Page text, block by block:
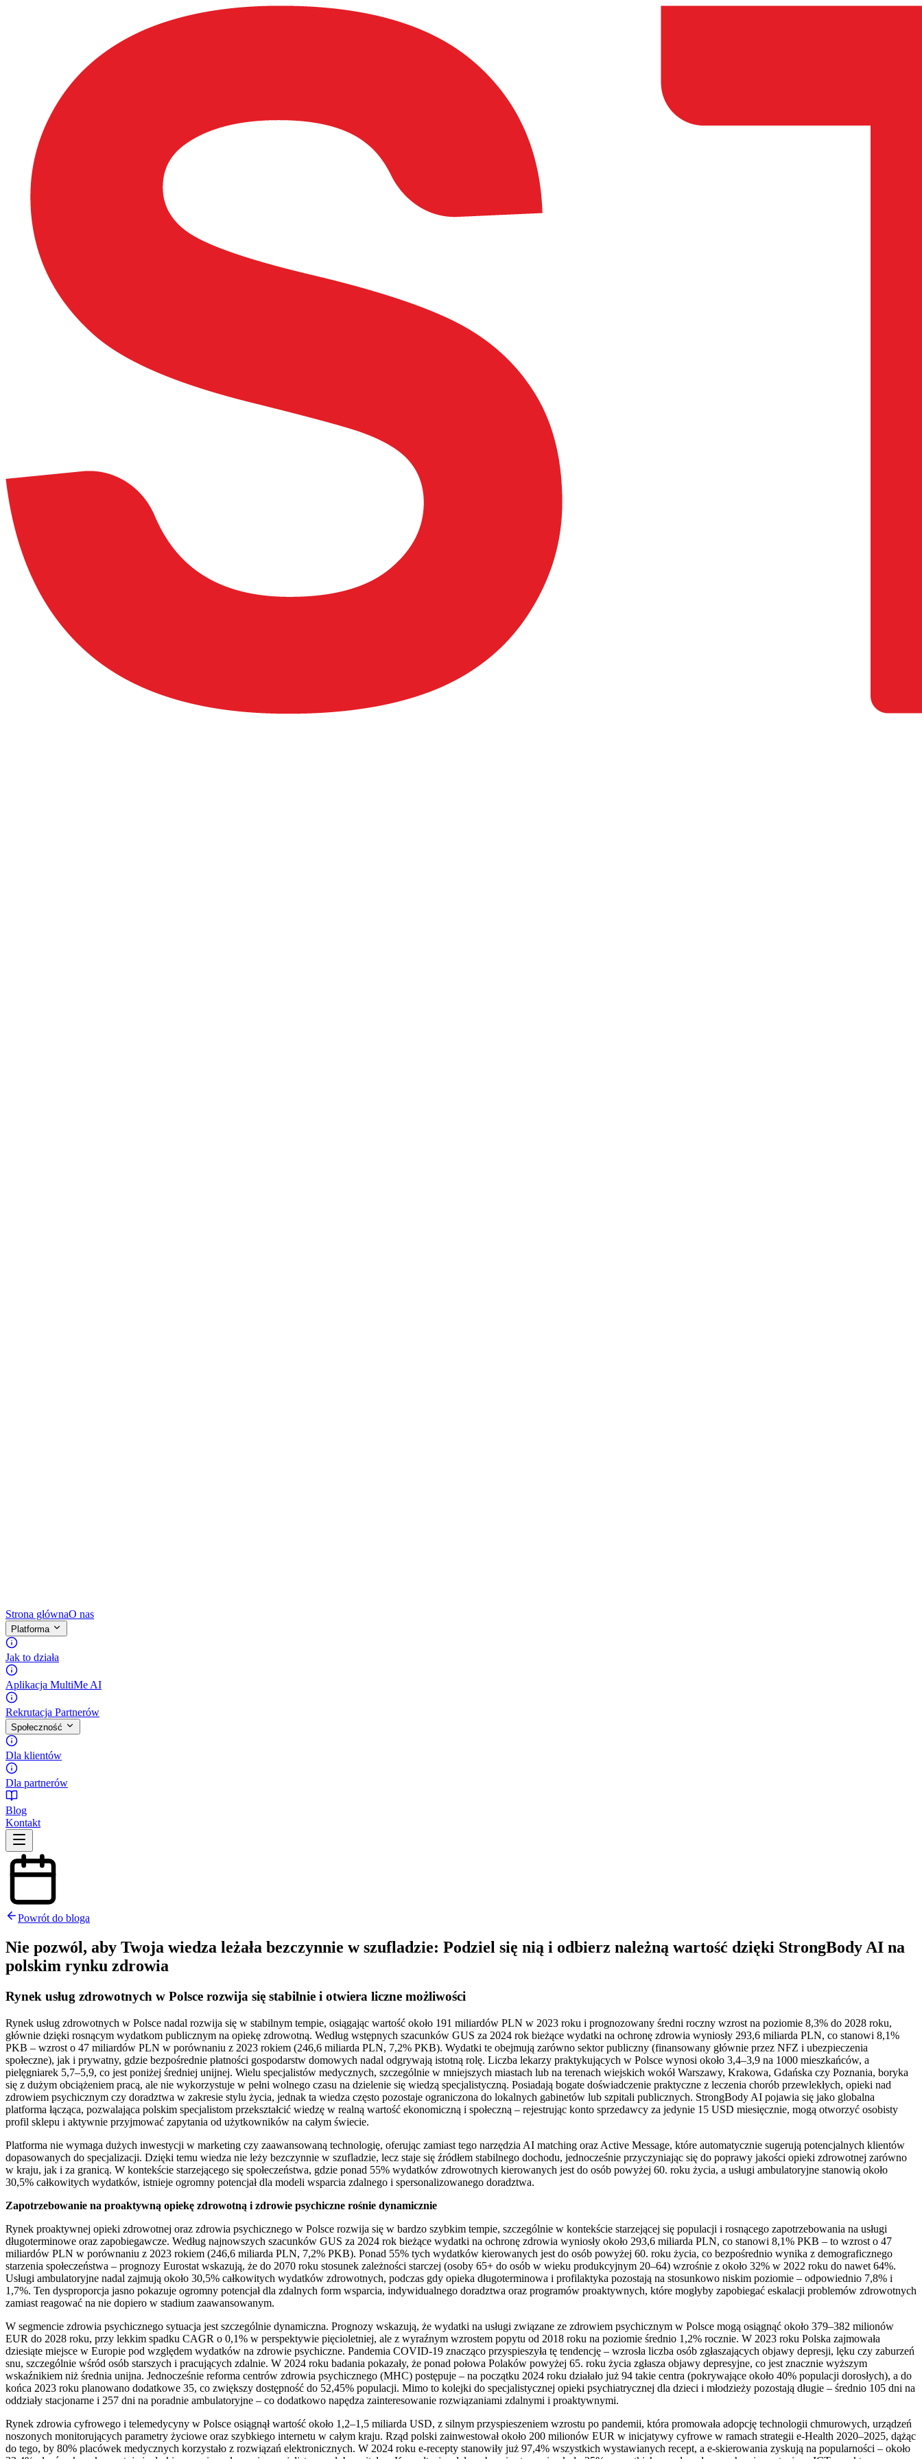
Strona głównaO nas
Platforma
Jak to działa
Aplikacja MultiMe AI
Rekrutacja Partnerów
Społeczność
Dla klientów
Dla partnerów
Blog
Kontakt
Powrót do bloga
Nie pozwól, aby Twoja wiedza leżała bezczynnie w szufladzie: Podziel się nią i odbierz należną wartość dzięki StrongBody AI na
polskim rynku zdrowia
Rynek usług zdrowotnych w Polsce rozwija się stabilnie i otwiera liczne możliwości
Rynek usług zdrowotnych w Polsce nadal rozwija się w stabilnym tempie, osiągając wartość około 191 miliardów PLN w 2023 roku i prognozowany średni roczny wzrost na poziomie 8,3% do 2028 roku,
głównie dzięki rosnącym wydatkom publicznym na opiekę zdrowotną. Według wstępnych szacunków GUS za 2024 rok bieżące wydatki na ochronę zdrowia wyniosły 293,6 miliarda PLN, co stanowi 8,1%
PKB – wzrost o 47 miliardów PLN w porównaniu z 2023 rokiem (246,6 miliarda PLN, 7,2% PKB). Wydatki te obejmują zarówno sektor publiczny (finansowany głównie przez NFZ i ubezpieczenia
społeczne), jak i prywatny, gdzie bezpośrednie płatności gospodarstw domowych nadal odgrywają istotną rolę. Liczba lekarzy praktykujących w Polsce wynosi około 3,4–3,9 na 1000 mieszkańców, a
pielęgniarek 5,7–5,9, co jest poniżej średniej unijnej. Wielu specjalistów medycznych, szczególnie w mniejszych miastach lub na terenach wiejskich wokół Warszawy, Krakowa, Gdańska czy Poznania, boryka
się z dużym obciążeniem pracą, ale nie wykorzystuje w pełni wolnego czasu na dzielenie się wiedzą specjalistyczną. Posiadają bogate doświadczenie praktyczne z leczenia chorób przewlekłych, opieki nad
zdrowiem psychicznym czy doradztwa w zakresie stylu życia, jednak ta wiedza często pozostaje ograniczona do lokalnych gabinetów lub szpitali publicznych. StrongBody AI pojawia się jako globalna
platforma łącząca, pozwalająca polskim specjalistom przekształcić wiedzę w realną wartość ekonomiczną i społeczną – rejestrując konto sprzedawcy za jedynie 15 USD miesięcznie, mogą otworzyć osobisty
profil sklepu i aktywnie przyjmować zapytania od użytkowników na całym świecie.
Platforma nie wymaga dużych inwestycji w marketing czy zaawansowaną technologię, oferując zamiast tego narzędzia AI matching oraz Active Message, które automatycznie sugerują potencjalnych klientów
dopasowanych do specjalizacji. Dzięki temu wiedza nie leży bezczynnie w szufladzie, lecz staje się źródłem stabilnego dochodu, jednocześnie przyczyniając się do poprawy jakości opieki zdrowotnej zarówno
w kraju, jak i za granicą. W kontekście starzejącego się społeczeństwa, gdzie ponad 55% wydatków zdrowotnych kierowanych jest do osób powyżej 60. roku życia, a usługi ambulatoryjne stanowią około
30,5% całkowitych wydatków, istnieje ogromny potencjał dla modeli wsparcia zdalnego i spersonalizowanego doradztwa.
Zapotrzebowanie na proaktywną opiekę zdrowotną i zdrowie psychiczne rośnie dynamicznie
Rynek proaktywnej opieki zdrowotnej oraz zdrowia psychicznego w Polsce rozwija się w bardzo szybkim tempie, szczególnie w kontekście starzejącej się populacji i rosnącego zapotrzebowania na usługi
długoterminowe oraz zapobiegawcze. Według najnowszych szacunków GUS za 2024 rok bieżące wydatki na ochronę zdrowia wyniosły około 293,6 miliarda PLN, co stanowi 8,1% PKB – to wzrost o 47
miliardów PLN w porównaniu z 2023 rokiem (246,6 miliarda PLN, 7,2% PKB). Ponad 55% tych wydatków kierowanych jest do osób powyżej 60. roku życia, co bezpośrednio wynika z demograficznego
starzenia społeczeństwa – prognozy Eurostat wskazują, że do 2070 roku stosunek zależności starczej (osoby 65+ do osób w wieku produkcyjnym 20–64) wzrośnie z około 32% w 2022 roku do nawet 64%.
Usługi ambulatoryjne nadal zajmują około 30,5% całkowitych wydatków zdrowotnych, podczas gdy opieka długoterminowa i profilaktyka pozostają na stosunkowo niskim poziomie – odpowiednio 7,8% i
1,7%. Ten dysproporcja jasno pokazuje ogromny potencjał dla zdalnych form wsparcia, indywidualnego doradztwa oraz programów proaktywnych, które mogłyby zapobiegać eskalacji problemów zdrowotnych
zamiast reagować na nie dopiero w stadium zaawansowanym.
W segmencie zdrowia psychicznego sytuacja jest szczególnie dynamiczna. Prognozy wskazują, że wydatki na usługi związane ze zdrowiem psychicznym w Polsce mogą osiągnąć około 379–382 milionów
EUR do 2028 roku, przy lekkim spadku CAGR o 0,1% w perspektywie pięcioletniej, ale z wyraźnym wzrostem popytu od 2018 roku na poziomie średnio 1,2% rocznie. W 2023 roku Polska zajmowała
dziesiąte miejsce w Europie pod względem wydatków na zdrowie psychiczne. Pandemia COVID-19 znacząco przyspieszyła tę tendencję – wzrosła liczba osób zgłaszających objawy depresji, lęku czy zaburzeń
snu, szczególnie wśród osób starszych i pracujących zdalnie. W 2024 roku badania pokazały, że ponad połowa Polaków powyżej 65. roku życia zgłasza objawy depresyjne, co jest znacznie wyższym
wskaźnikiem niż średnia unijna. Jednocześnie reforma centrów zdrowia psychicznego (MHC) postępuje – na początku 2024 roku działało już 94 takie centra (pokrywające około 40% populacji dorosłych), a do
końca 2023 roku planowano dodatkowe 35, co zwiększy dostępność do 52,45% populacji. Mimo to kolejki do specjalistycznej opieki psychiatrycznej dla dzieci i młodzieży pozostają długie – średnio 105 dni na
oddziały stacjonarne i 257 dni na poradnie ambulatoryjne – co dodatkowo napędza zainteresowanie rozwiązaniami zdalnymi i proaktywnymi.
Rynek zdrowia cyfrowego i telemedycyny w Polsce osiągnął wartość około 1,2–1,5 miliarda USD, z silnym przyspieszeniem wzrostu po pandemii, która promowała adopcję technologii chmurowych, urządzeń
noszonych monitorujących parametry życiowe oraz szybkiego internetu w całym kraju. Rząd polski zainwestował około 200 milionów EUR w inicjatywy cyfrowe w ramach strategii e-Health 2020–2025, dążąc
do tego, by 80% placówek medycznych korzystało z rozwiązań elektronicznych. W 2024 roku e-recepty stanowiły już 97,4% wszystkich wystawianych recept, a e-skierowania zyskują na popularności – około